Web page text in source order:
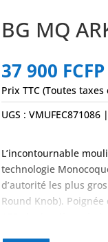
BG MQ
37 900 FCFP
Prix TTC (Toutes
UGS : VMUFEC871086
L’incontournable
technologie
d’autorité les plus
Round Knob).